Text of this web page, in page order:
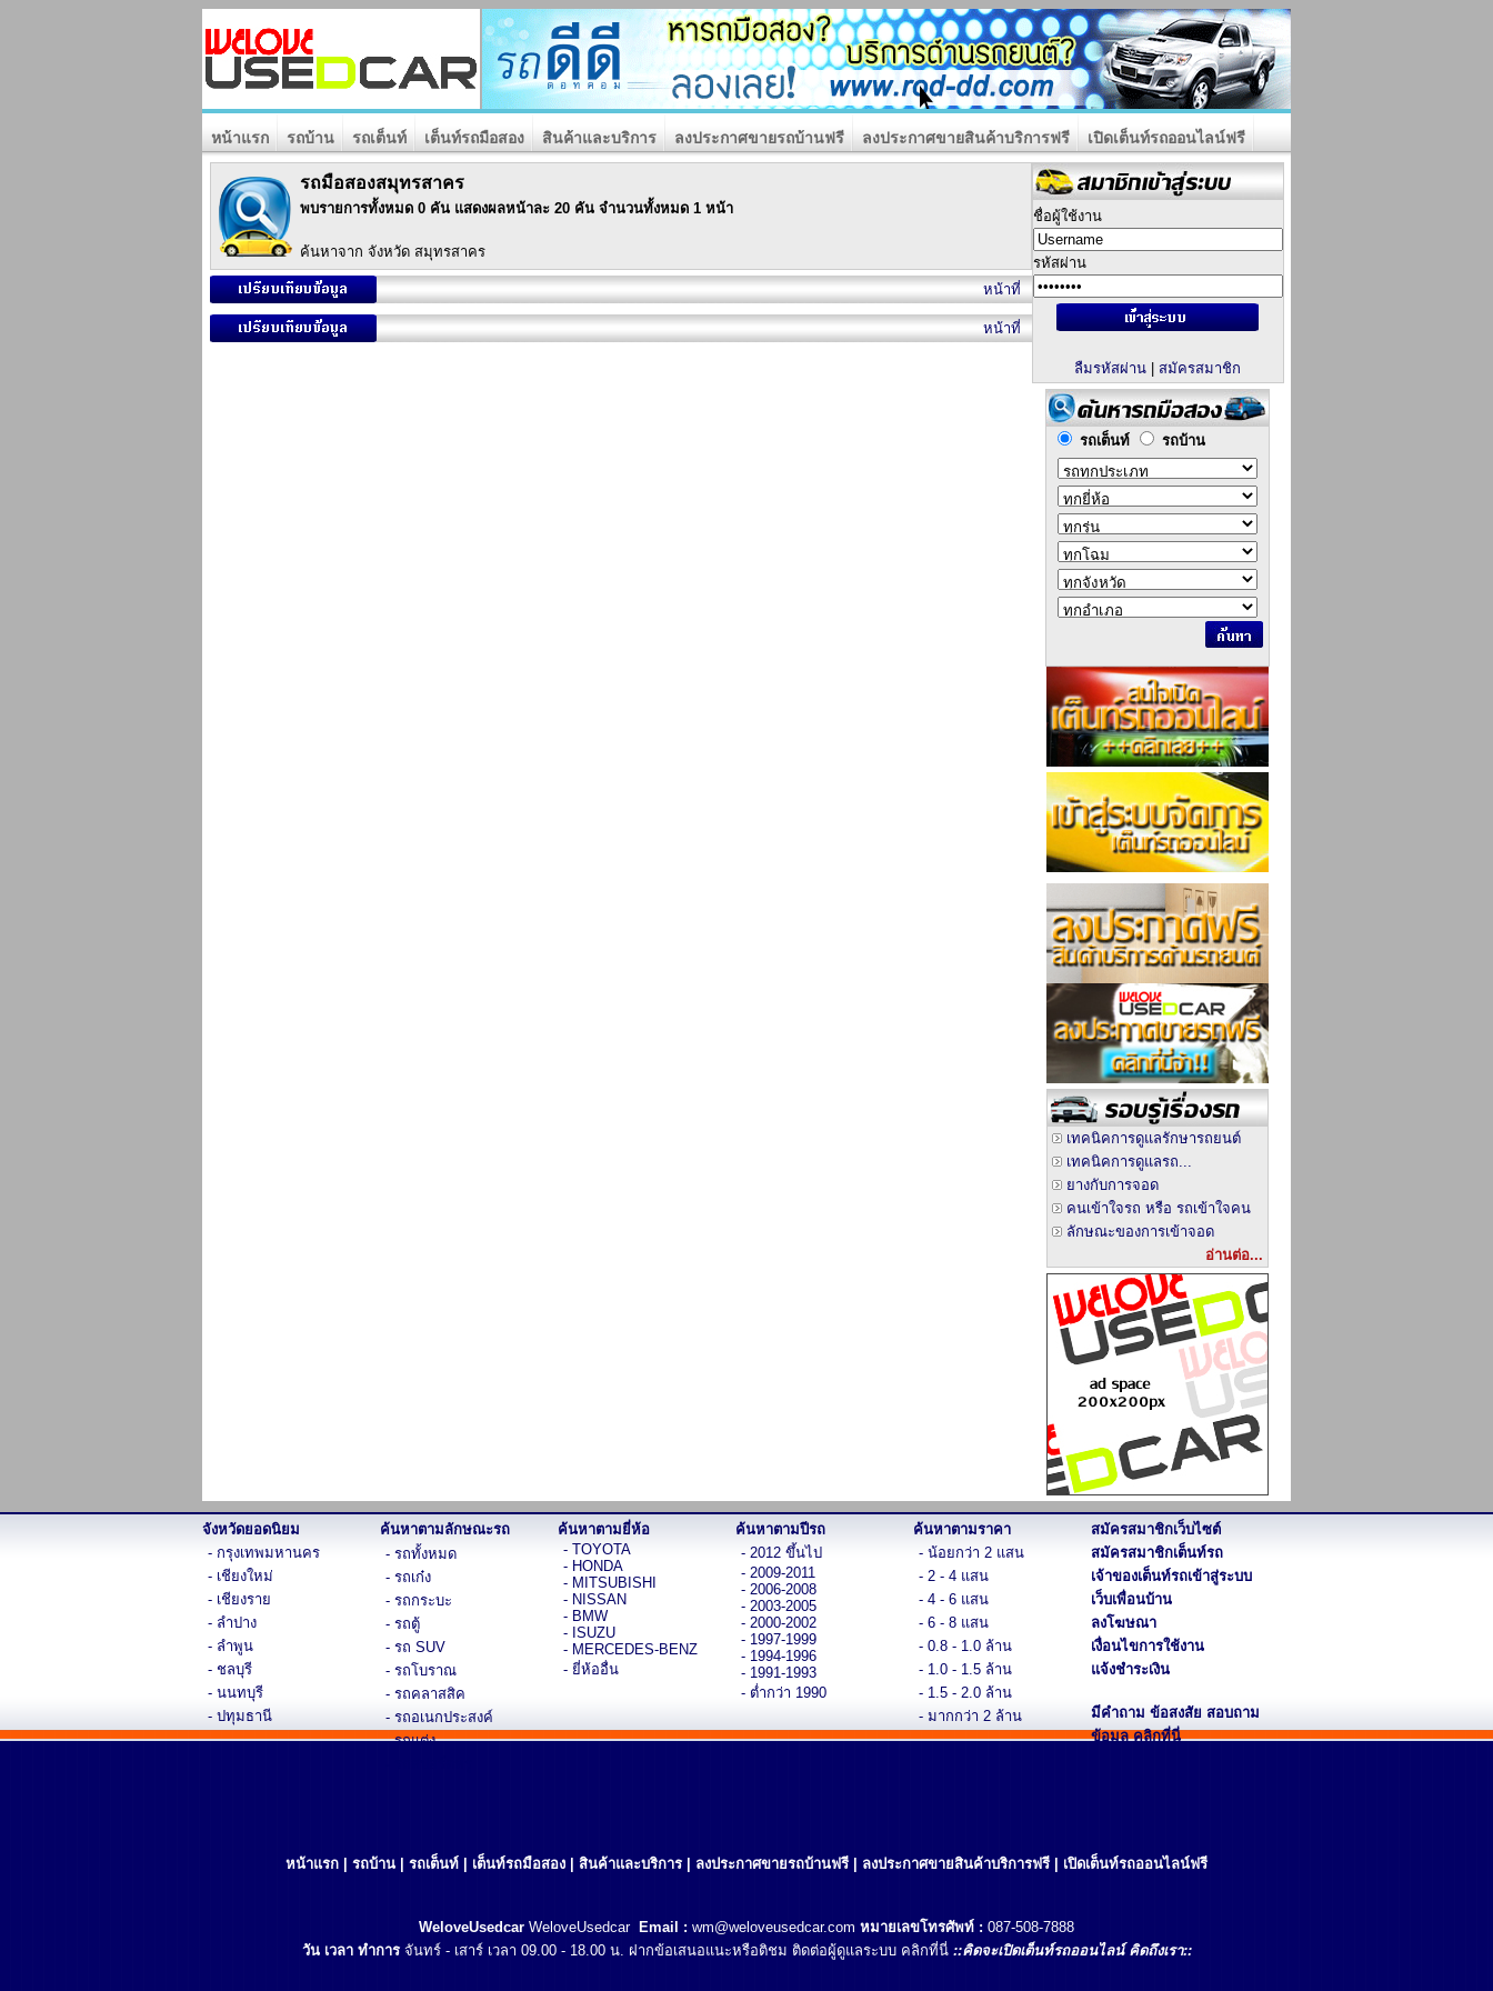
หน้าแรก รถบ้าน รถเต็นท์ เต็นท์รถมือสอง สินค้าและบริการ ลงประกาศขายรถบ้านฟรี ลงประกาศขายสินค้าบริการฟรี เปิดเต็นท์รถออนไลน์ฟรี
รถมือสองสมุทรสาคร
พบรายการทั้งหมด 0 คัน แสดงผลหน้าละ 20 คัน จำนวนทั้งหมด 1 หน้า
ค้นหาจาก จังหวัด สมุทรสาคร
หน้าที่
หน้าที่
ชื่อผู้ใช้งาน
รหัสผ่าน
ลืมรหัสผ่าน สมัครสมาชิก
รถเต็นท์ รถบ้าน
เทคนิคการดูแลรักษารถยนต์
เทคนิคการดูแลรถ...
ยางกับการจอด
คนเข้าใจรถ หรือ รถเข้าใจคน
ลักษณะของการเข้าจอด
อ่านต่อ...
จังหวัดยอดนิยม
- กรุงเทพมหานคร
- เชียงใหม่
- เชียงราย
- ลำปาง
- ลำพูน
- ชลบุรี
- นนทบุรี
- ปทุมธานี
ค้นหาตามลักษณะรถ
- รถทั้งหมด
- รถเก๋ง
- รถกระบะ
- รถตู้
- รถ SUV
- รถโบราณ
- รถคลาสสิค
- รถอเนกประสงค์
- รถแต่ง
ค้นหาตามยี่ห้อ
- TOYOTA
- HONDA
- MITSUBISHI
- NISSAN
- BMW
- ISUZU
- MERCEDES-BENZ
- ยี่ห้ออื่น
ค้นหาตามปีรถ
- 2012 ขึ้นไป
- 2009-2011
- 2006-2008
- 2003-2005
- 2000-2002
- 1997-1999
- 1994-1996
- 1991-1993
- ต่ำกว่า 1990
ค้นหาตามราคา
- น้อยกว่า 2 แสน
- 2 - 4 แสน
- 4 - 6 แสน
- 6 - 8 แสน
- 0.8 - 1.0 ล้าน
- 1.0 - 1.5 ล้าน
- 1.5 - 2.0 ล้าน
- มากกว่า 2 ล้าน
สมัครสมาชิกเว็บไซต์
สมัครสมาชิกเต็นท์รถ
เจ้าของเต็นท์รถเข้าสู่ระบบ
เว็บเพื่อนบ้าน
ลงโฆษณา
เงื่อนไขการใช้งาน
แจ้งชำระเงิน
มีคำถาม ข้อสงสัย สอบถาม
ข้อมูลคลิกที่นี่
หน้าแรก รถบ้าน รถเต็นท์ เต็นท์รถมือสอง สินค้าและบริการ ลงประกาศขายรถบ้านฟรี ลงประกาศขายสินค้าบริการฟรี เปิดเต็นท์รถออนไลน์ฟรี
WeloveUsedcar WeloveUsedcar Email : wm@weloveusedcar.com หมายเลขโทรศัพท์ : 087-508-7888
วัน เวลา ทำการจันทร์ - เสาร์ เวลา 09.00 - 18.00 น. ฝากข้อเสนอแนะหรือติชม ติดต่อผู้ดูแลระบบ คลิกที่นี่ ::คิดจะเปิดเต็นท์รถออนไลน์คิดถึงเรา::